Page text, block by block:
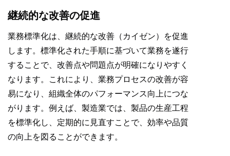
継続的な改善の促進
業務標準化は、継続的な改善（カイゼン）を促進
します。標準化された手順に基づいて業務を遂行
することで、改善点や問題点が明確になりやすく
なります。これにより、業務プロセスの改善が容
易になり、組織全体のパフォーマンス向上につな
がります。例えば、製造業では、製品の生産工程
を標準化し、定期的に見直すことで、効率や品質
の向上を図ることができます。